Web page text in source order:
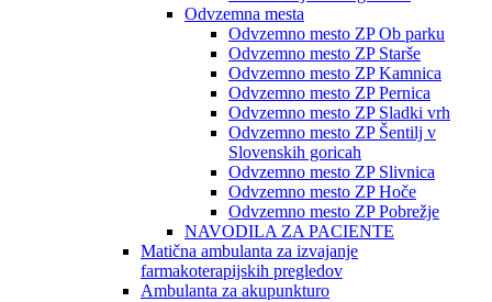
Odvzemna mesta
Odvzemno mesto ZP Ob parku
Odvzemno mesto ZP Starše
Odvzemno mesto ZP Kamnica
Odvzemno mesto ZP Pernica
Odvzemno mesto ZP Sladki vrh
Odvzemno mesto ZP Šentilj v
Slovenskih goricah
Odvzemno mesto ZP Slivnica
Odvzemno mesto ZP Hoče
Odvzemno mesto ZP Pobrežje
NAVODILA ZA PACIENTE
Matična ambulanta za izvajanje
farmakoterapijskih pregledov
Ambulanta za akupunkturo